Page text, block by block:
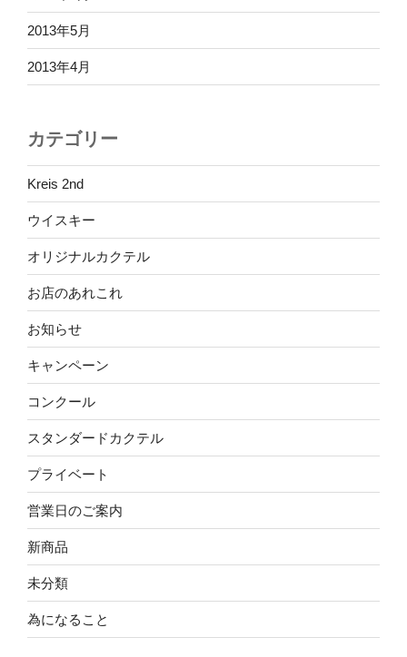
2013年5月
2013年4月
カテゴリー
Kreis 2nd
ウイスキー
オリジナルカクテル
お店のあれこれ
お知らせ
キャンペーン
コンクール
スタンダードカクテル
プライベート
営業日のご案内
新商品
未分類
為になること